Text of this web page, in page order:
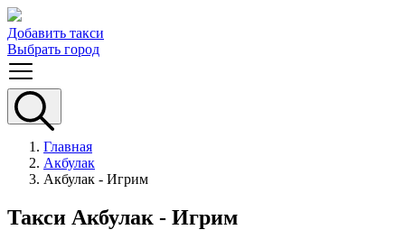
Добавить такси
Выбрать город
Главная
Акбулак
Акбулак - Игрим
Такси Акбулак - Игрим